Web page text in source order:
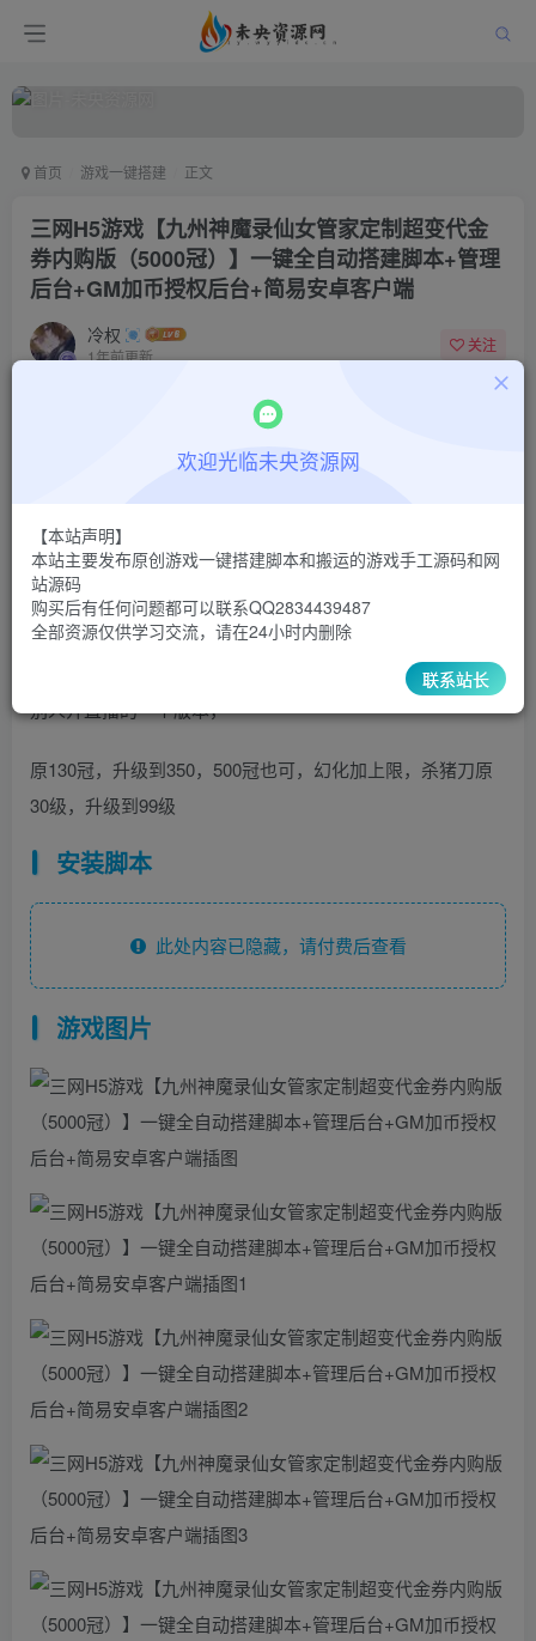
首页 游戏一键搭建 正文
三网H5游戏【九州神魔录仙女管家定制超变代金
券内购版（5000冠）】一键全自动搭建脚本+管理
后台+GM加币授权后台+简易安卓客户端
冷权
1年前更新
关注
￥9.9 ￥ 1500
别人开直播的一个版本，
原130冠，升级到350，500冠也可，幻化加上限，杀猪刀原
30级，升级到99级
安装脚本
此处内容已隐藏，请付费后查看
游戏图片
欢迎光临未央资源网
【本站声明】
本站主要发布原创游戏一键搭建脚本和搬运的游戏手工源码和网
站源码
购买后有任何问题都可以联系QQ2834439487
全部资源仅供学习交流，请在24小时内删除
联系站长